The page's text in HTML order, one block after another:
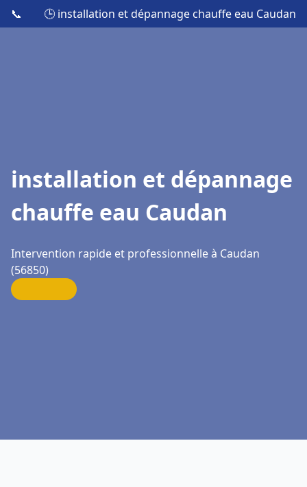
📞 🕒 installation et dépannage chauffe eau Caudan
installation et dépannage
chauffe eau Caudan
Intervention rapide et professionnelle à Caudan
(56850)